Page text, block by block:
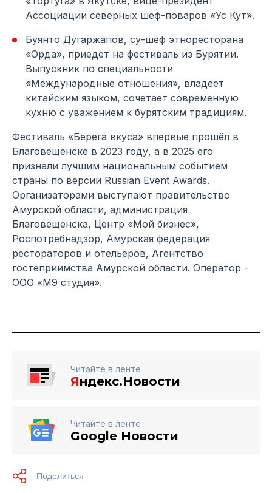
Ассоциации северных шеф-поваров «Ус Кут».
Буянто Дугаржапов, су-шеф этноресторана
«Орда», приедет на фестиваль из Бурятии.
Выпускник по специальности
«Международные отношения», владеет
китайским языком, сочетает современную
кухню с уважением к бурятским традициям.
Фестиваль «Берега вкуса» впервые прошёл в
Благовещенске в 2023 году, а в 2025 его
признали лучшим национальным событием
страны по версии Russian Event Awards.
Организаторами выступают правительство
Амурской области, администрация
Благовещенска, Центр «Мой бизнес»,
Роспотребнадзор, Амурская федерация
рестораторов и отельеров, Агентство
гостеприимства Амурской области. Оператор -
ООО «М9 студия».
Читайте в ленте
Яндекс.Новости
Читайте в ленте
Google Новости